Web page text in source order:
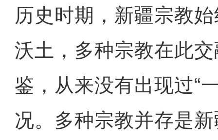
历史时期，新疆宗教
沃土，多种宗教在此
鉴，从来没有出现过“
况。多种宗教并存是